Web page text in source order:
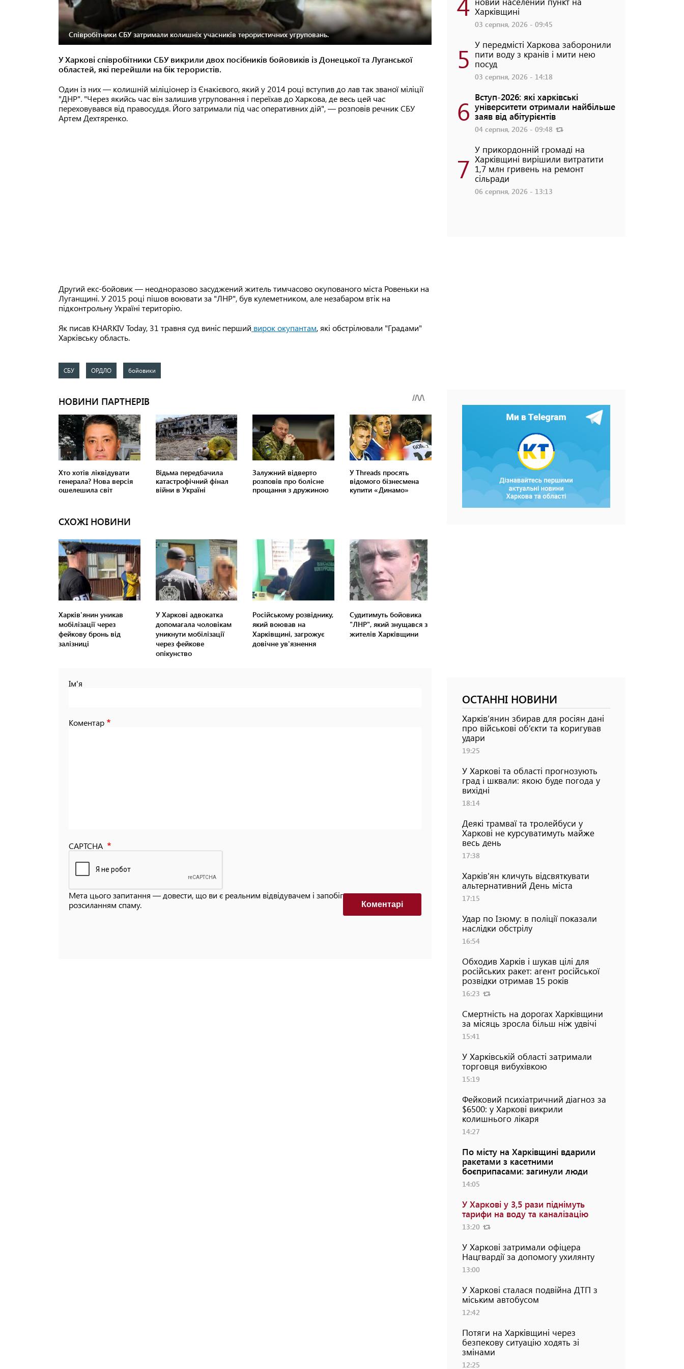
Співробітники СБУ затримали колишніх учасників терористичних угруповань.
У Харкові співробітники СБУ викрили двох посібників бойовиків із Донецької та Луганської
областей, які перейшли на бік терористів.
Один із них — колишній міліціонер із Єнакієвого, який у 2014 році вступив до лав так званої міліції
"ДНР". "Через якийсь час він залишив угруповання і переїхав до Харкова, де весь цей час
переховувався від правосуддя. Його затримали під час оперативних дій", — розповів речник СБУ
Артем Дехтяренко.
Другий екс-бойовик — неодноразово засуджений житель тимчасово окупованого міста Ровеньки на
Луганщині. У 2015 році пішов воювати за "ЛНР", був кулеметником, але незабаром втік на
підконтрольну Україні територію.
Як писав KHARKIV Today, 31 травня суд виніс перший вирок окупантам, які обстрілювали "Градами"
Харківську область.
СБУ ОРДЛО бойовики
СХОЖІ НОВИНИ
Харків'янин уникав
мобілізації через
фейкову бронь від
залізниці
У Харкові адвокатка
допомагала чоловікам
уникнути мобілізації
через фейкове
опікунство
Російському розвіднику,
який воював на
Харківщині, загрожує
довічне ув'язнення
Судитимуть бойовика
"ЛНР", який знущався з
жителів Харківщини
Ім'я
Коментар
CAPTCHA
Мета цього запитання — довести, що ви є реальним відвідувачем і запобігти автоматизованим
розсиланням спаму.
Коментарi
Харківщині
03 серпня, 2026 - 09:45
5 У передмісті Харкова заборонили
пити воду з кранів і мити нею
посуд
03 серпня, 2026 - 14:18
6 Вступ-2026: які харківські
університети отримали найбільше
заяв від абітурієнтів
04 серпня, 2026 - 09:48
7
У прикордонній громаді на
Харківщині вирішили витратити
1,7 млн гривень на ремонт
сільради
06 серпня, 2026 - 13:13
ОСТАННІ НОВИНИ
Харків’янин збирав для росіян дані
про військові об’єкти та коригував
удари
19:25
У Харкові та області прогнозують
град і шквали: якою буде погода у
вихідні
18:14
Деякі трамваї та тролейбуси у
Харкові не курсуватимуть майже
весь день
17:38
Харків'ян кличуть відсвяткувати
альтернативний День міста
17:15
Удар по Ізюму: в поліції показали
наслідки обстрілу
16:54
Обходив Харків і шукав цілі для
російських ракет: агент російської
розвідки отримав 15 років
16:23
Смертність на дорогах Харківщини
за місяць зросла більш ніж удвічі
15:41
У Харківській області затримали
торговця вибухівкою
15:19
Фейковий психіатричний діагноз за
$6500: у Харкові викрили
колишнього лікаря
14:27
По місту на Харківщині вдарили
ракетами з касетними
боєприпасами: загинули люди
14:05
У Харкові у 3,5 рази піднімуть
тарифи на воду та каналізацію
13:20
У Харкові затримали офіцера
Нацгвардії за допомогу ухилянту
13:00
У Харкові сталася подвійна ДТП з
міським автобусом
12:42
Потяги на Харківщині через
безпекову ситуацію ходять зі
змінами
12:25